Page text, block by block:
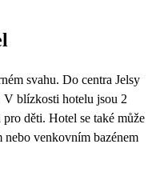
svahu. Do centra Jelsy
V blízkosti hotelu jsou 2
děti. Hotel se také může
venkovním bazénem